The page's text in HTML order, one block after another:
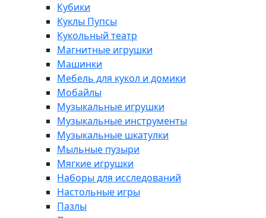
Кубики
Куклы Пупсы
Кукольный театр
Магнитные игрушки
Машинки
Мебель для кукол и домики
Мобайлы
Музыкальные игрушки
Музыкальные инструменты
Музыкальные шкатулки
Мыльные пузыри
Мягкие игрушки
Наборы для исследований
Настольные игры
Пазлы